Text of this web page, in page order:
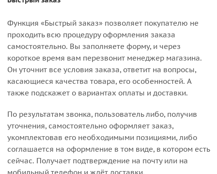
Функция «Быстрый заказ» позволяет покупателю не
проходить всю процедуру оформления заказа
самостоятельно. Вы заполняете форму, и через
короткое время вам перезвонит менеджер магазина.
Он уточнит все условия заказа, ответит на вопросы,
касающиеся качества товара, его особенностей. А
также подскажет о вариантах оплаты и доставки.
По результатам звонка, пользователь либо, получив
уточнения, самостоятельно оформляет заказ,
укомплектовав его необходимыми позициями, либо
соглашается на оформление в том виде, в котором есть
сейчас. Получает подтверждение на почту или на